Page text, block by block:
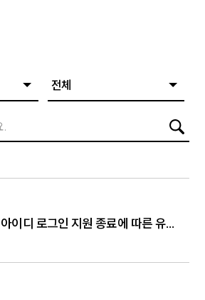
전체
[네이버] 검색광고 아이디 로그인 지원 종료에 따른 유예기간 안내